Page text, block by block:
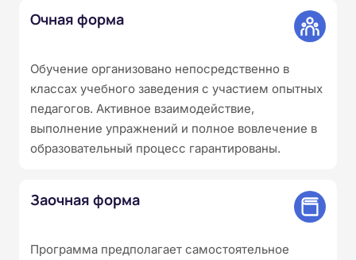
Очная форма
Обучение организовано непосредственно в
классах учебного заведения с участием опытных
педагогов. Активное взаимодействие,
выполнение упражнений и полное вовлечение в
образовательный процесс гарантированы.
Заочная форма
Программа предполагает самостоятельное